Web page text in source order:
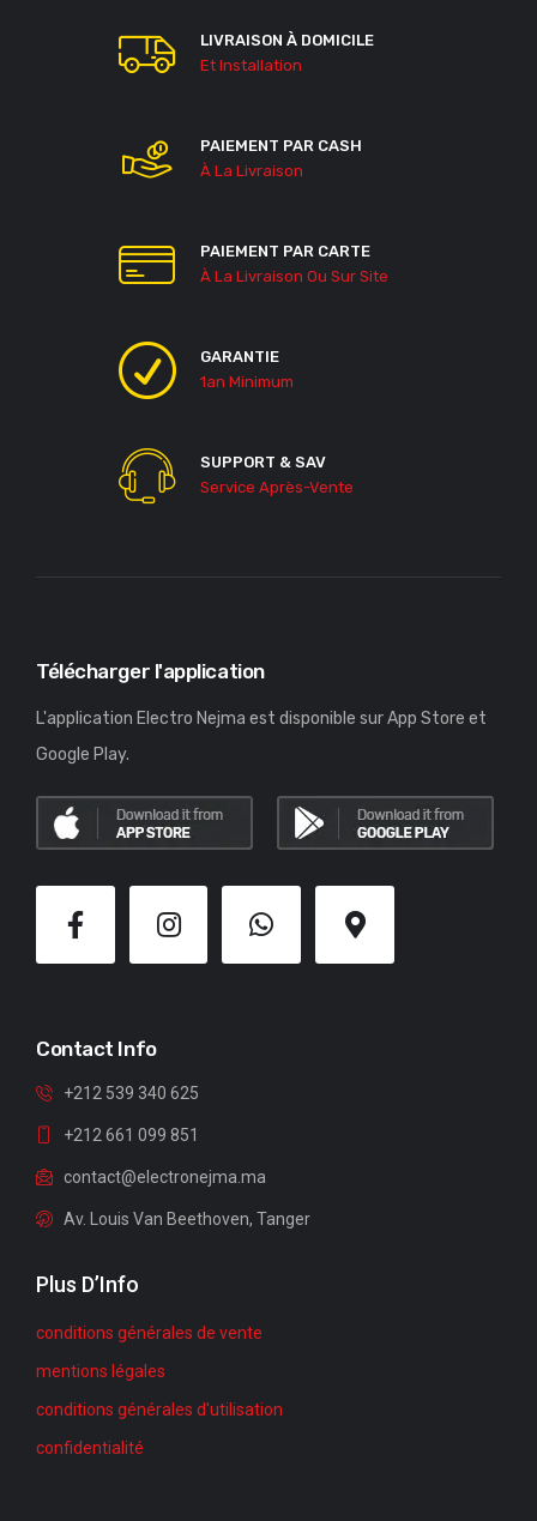
LIVRAISON À DOMICILE
Et Installation
PAIEMENT PAR CASH
À La Livraison
PAIEMENT PAR CARTE
À La Livraison Ou Sur Site
GARANTIE
1an Minimum
SUPPORT & SAV
Service Après-Vente
Télécharger l'application
L'application Electro Nejma est disponible sur App Store et
Google Play.
Contact Info
+212 539 340 625
+212 661 099 851
contact@electronejma.ma
Av. Louis Van Beethoven, Tanger
Plus D’Info
conditions générales de vente
mentions légales
conditions générales d'utilisation
confidentialité